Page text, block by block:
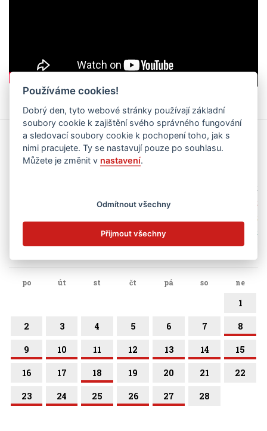
Kalendář akcí
základní škola
po út st čt pá so ne
1
2 3 4 5 6 7 8
9 10 11 12 13 14 15
16 17 18 19 20 21 22
23 24 25 26 27 28
Používáme cookies!
Dobrý den, tyto webové stránky používají základní
soubory cookie k zajištění svého správného fungování
a sledovací soubory cookie k pochopení toho, jak s
nimi pracujete. Ty se nastavují pouze po souhlasu.
Můžete je změnit v nastavení.
Odmítnout všechny
Přijmout všechny